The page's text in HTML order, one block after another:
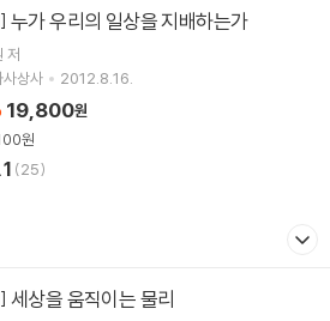
누가 우리의 일상을 지배하는가
저
사상사
2012.8.16.
19,800원
원
(25)
세상을 움직이는 물리